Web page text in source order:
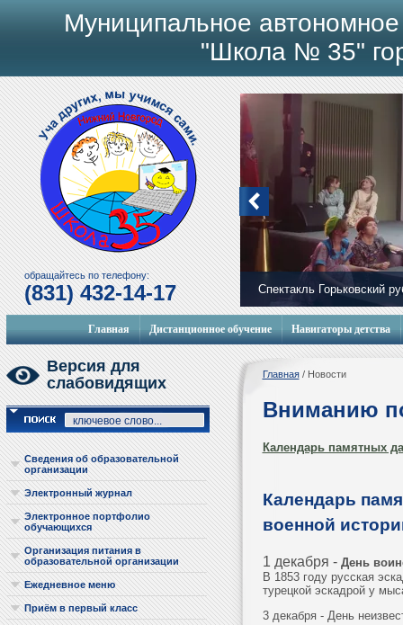
Спектакль Горьковский
Мобильный городок
обращайтесь по телефону:
(831) 432-14-17
Муниципальное
"Школа № 35"
Главная Дистанционное обучение Навигаторы детства
Версия для
слабовидящих
Сведения об образовательной
организации
Электронный журнал
Электронное портфолио
обучающихся
Организация питания в
образовательной организации
Ежедневное меню
Приём в первый класс
Главная/ Новости
Вниманию
Календарь памятных
Календарь
военной
1 декабря - День
В 1853 году русская
турецкой эскадрой у
3 декабря - День